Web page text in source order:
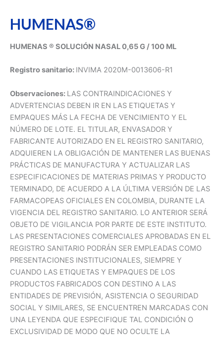
HUMENAS®
HUMENAS ® SOLUCIÓN NASAL 0,65 G / 100 ML
Registro sanitario: INVIMA 2020M-0013606-R1
Observaciones: LAS CONTRAINDICACIONES Y
ADVERTENCIAS DEBEN IR EN LAS ETIQUETAS Y
EMPAQUES MÁS LA FECHA DE VENCIMIENTO Y EL
NÚMERO DE LOTE. EL TITULAR, ENVASADOR Y
FABRICANTE AUTORIZADO EN EL REGISTRO SANITARIO,
ADQUIEREN LA OBLIGACIÓN DE MANTENER LAS BUENAS
PRÁCTICAS DE MANUFACTURA Y ACTUALIZAR LAS
ESPECIFICACIONES DE MATERIAS PRIMAS Y PRODUCTO
TERMINADO, DE ACUERDO A LA ÚLTIMA VERSIÓN DE LAS
FARMACOPEAS OFICIALES EN COLOMBIA, DURANTE LA
VIGENCIA DEL REGISTRO SANITARIO. LO ANTERIOR SERÁ
OBJETO DE VIGILANCIA POR PARTE DE ESTE INSTITUTO.
LAS PRESENTACIONES COMERCIALES APROBADAS EN EL
REGISTRO SANITARIO PODRÁN SER EMPLEADAS COMO
PRESENTACIONES INSTITUCIONALES, SIEMPRE Y
CUANDO LAS ETIQUETAS Y EMPAQUES DE LOS
PRODUCTOS FABRICADOS CON DESTINO A LAS
ENTIDADES DE PREVISIÓN, ASISTENCIA O SEGURIDAD
SOCIAL Y SIMILARES, SE ENCUENTREN MARCADAS CON
UNA LEYENDA QUE ESPECIFIQUE TAL CONDICIÓN O
EXCLUSIVIDAD DE MODO QUE NO OCULTE LA